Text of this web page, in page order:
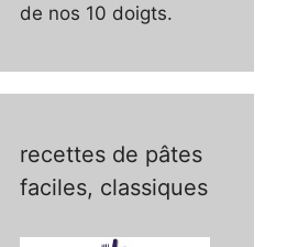
de nos 10 doigts.
recettes de pâtes
faciles, classiques